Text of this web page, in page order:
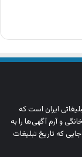
ایران است که
و آرم‌ آگهی‌ها را به‌
که تاریخ تبلیغات